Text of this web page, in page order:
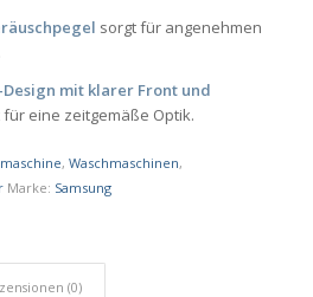
sorgt für angenehmen
mit klarer Front und
für eine zeitgemäße Optik.
, Waschmaschinen,
Marke: Samsung
(0)